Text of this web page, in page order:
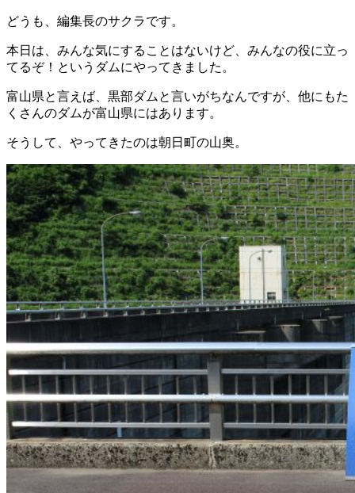
どうも、編集長のサクラです。
本日は、みんな気にすることはないけど、みんなの役に立っ
てるぞ！というダムにやってきました。
富山県と言えば、黒部ダムと言いがちなんですが、他にもた
くさんのダムが富山県にはあります。
そうして、やってきたのは朝日町の山奥。